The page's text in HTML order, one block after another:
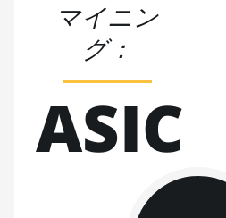
S17 (53Th)
BITMAIN AntMiner
S17 Pro
S17 Pro (50Th)
BITMAIN AntMiner
BITMAIN AntMiner
マイニン
グ：
ASIC